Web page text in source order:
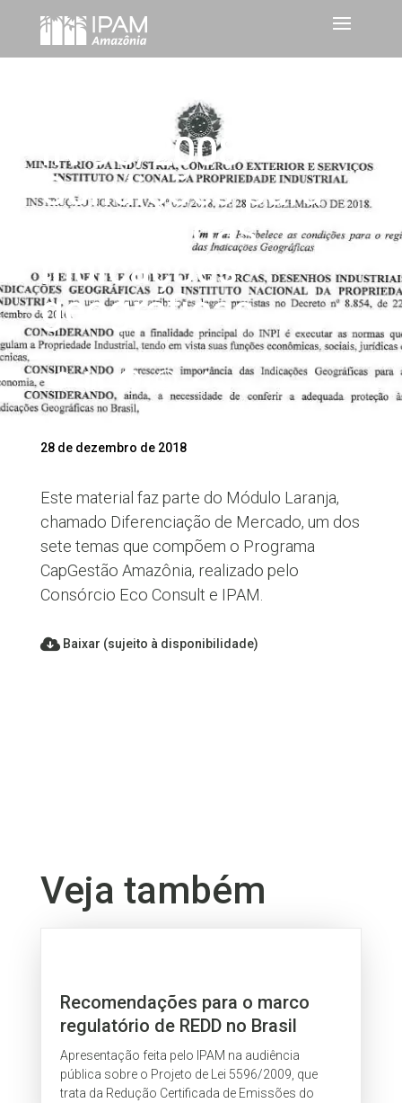
IN 95/2008 –
Condições para
registro das
indicações
geográficas
Twitter
LinkedIn
Facebook
WhatsApp
Share
28 de dezembro de 2018
Este material faz parte do Módulo Laranja,
chamado Diferenciação de Mercado, um dos
sete temas que compõem o Programa
CapGestão Amazônia, realizado pelo
Consórcio Eco Consult e IPAM.
Baixar (sujeito à disponibilidade)
Veja também
Recomendações para o marco
regulatório de REDD no Brasil
Apresentação feita pelo IPAM na audiência
pública sobre o Projeto de Lei 5596/2009, que
trata da Redução Certificada de Emissões do